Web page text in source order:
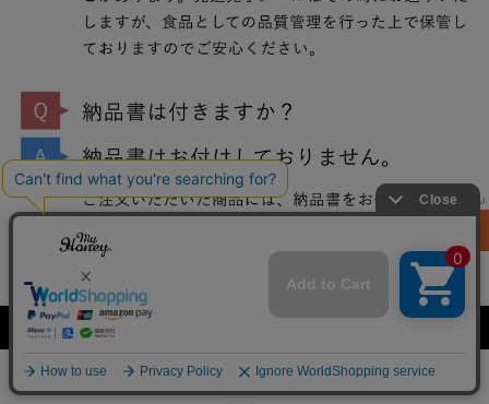
ピックアップアイテム！
メニュー 商品一覧 HOME ランキング
8.9(日)更新
カート
¥ 4,800 (税込)